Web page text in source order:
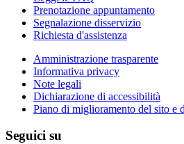
Prenotazione appuntamento
Segnalazione disservizio
Richiesta d'assistenza
Amministrazione trasparente
Informativa privacy
Note legali
Dichiarazione di accessibilità
Piano di miglioramento del sito e
Seguici su